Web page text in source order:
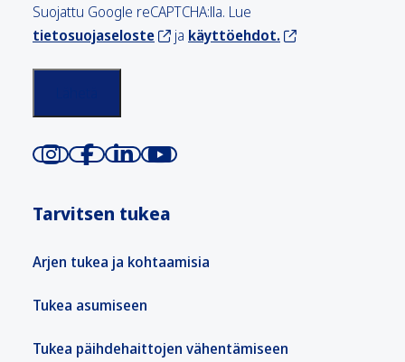
Suojattu Google reCAPTCHA:lla. Lue
tietosuojaseloste
ja käyttöehdot.
Tarvitsen tukea
Arjen tukea ja kohtaamisia
Tukea asumiseen
Tukea päihdehaittojen vähentämiseen